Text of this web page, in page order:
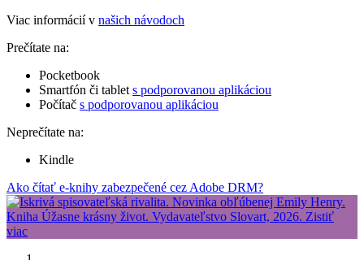
Viac informácií v našich návodoch
Prečítate na:
Pocketbook
Smartfón či tablet s podporovanou aplikáciou
Počítač s podporovanou aplikáciou
Neprečítate na:
Kindle
Ako čítať e-knihy zabezpečené cez Adobe DRM?